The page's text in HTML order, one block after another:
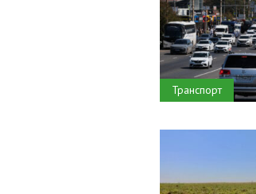
Транспорт